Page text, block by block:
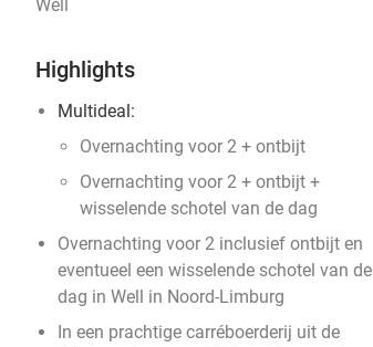
Well
Highlights
Multideal:
Overnachting voor 2 + ontbijt
Overnachting voor 2 + ontbijt +
wisselende schotel van de dag
Overnachting voor 2 inclusief ontbijt en
eventueel een wisselende schotel van de
dag in Well in Noord-Limburg
In een prachtige carréboerderij uit de